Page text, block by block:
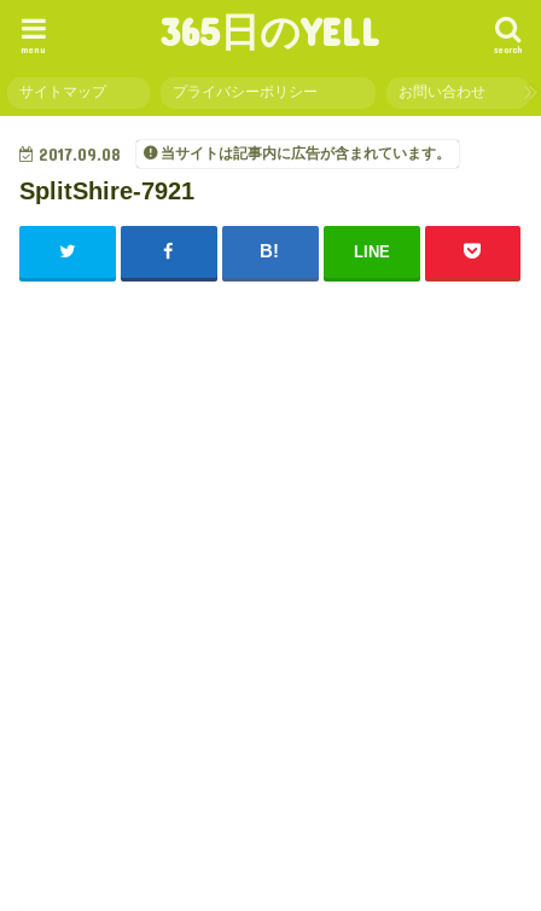
365日のYELL search
menu
サイトマップ プライバシーポリシー お問い合わせ
2017.09.08 当サイトは記事内に広告が含まれています。
SplitShire-7921
LINE